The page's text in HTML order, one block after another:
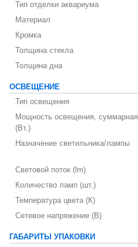
Тип отделки аквариума
Материал
Кромка
Толщина стекла
Толщина дна
ОСВЕЩЕНИЕ
Тип освещения
Мощность освещения, суммарная
(Вт.)
Назначение светильника/лампы
Световой поток (lm)
Количество ламп (шт.)
Температура цвета (К)
Сетевое напряжение (В)
ГАБАРИТЫ УПАКОВКИ